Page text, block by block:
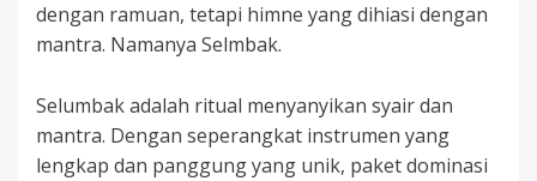
dengan ramuan, tetapi himne yang dihiasi dengan
mantra. Namanya Selmbak.
Selumbak adalah ritual menyanyikan syair dan
mantra. Dengan seperangkat instrumen yang
lengkap dan panggung yang unik, paket dominasi